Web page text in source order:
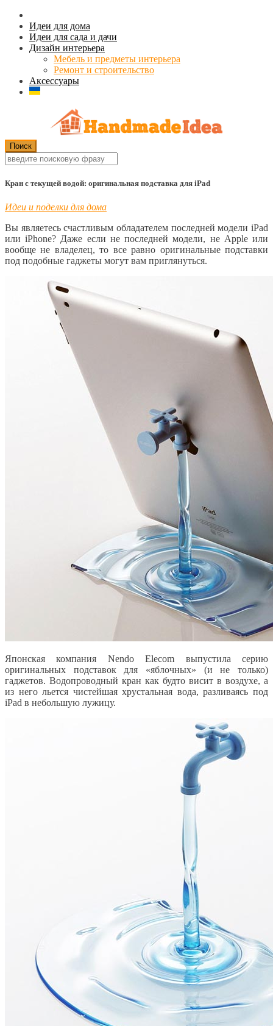
Идеи для дома
Идеи для сада и дачи
Дизайн интерьера
Мебель и предметы интерьера
Ремонт и строительство
Аксессуары
Кран с текущей водой: оригинальная подставка для iPad
Идеи и поделки для дома
Вы являетесь счастливым обладателем последней модели iPad
или iPhone? Даже если не последней модели, не Apple или
вообще не владелец, то все равно оригинальные подставки
под подобные гаджеты могут вам приглянуться.
Японская компания Nendo Elecom выпустила серию
оригинальных подставок для «яблочных» (и не только)
гаджетов. Водопроводный кран как будто висит в воздухе, а
из него льется чистейшая хрустальная вода, разливаясь под
iPad в небольшую лужицу.